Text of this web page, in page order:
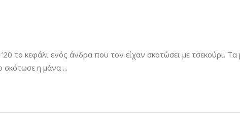
το κεφάλι ενός άνδρα που τον είχαν σκοτώσει με τσεκούρι.
σκότωσε η μάνα